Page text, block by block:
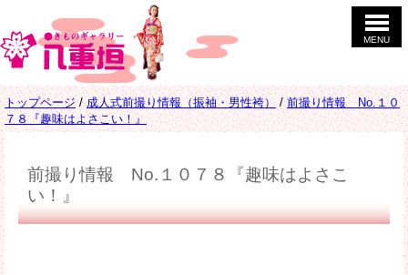
MENU
現
在
置：
トップページ / 成人式前撮り情報（振袖・男性袴） / 前撮り情報 No.１０
７８『趣味はよさこい！』
前撮り情報 No.１０７８『趣味はよさこ
い！』